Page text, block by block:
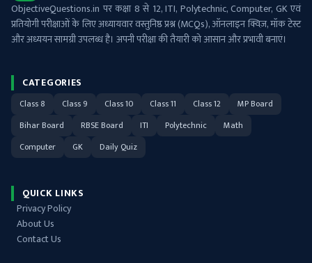
ObjectiveQuestions.in पर कक्षा 8 से 12, ITI, Polytechnic, Computer, GK एवं
प्रतियोगी परीक्षाओं के लिए अध्यायवार वस्तुनिष्ठ प्रश्न (MCQs), ऑनलाइन क्विज़, मॉक टेस्ट
और अध्ययन सामग्री उपलब्ध है। अपनी परीक्षा की तैयारी को आसान और प्रभावी बनाएं।
CATEGORIES
Class 8 Class 9 Class 10 Class 11 Class 12
MP Board
Bihar Board
RBSE Board ITI Polytechnic
Math
Computer
GK Daily Quiz
QUICK LINKS
Privacy Policy
About Us
Contact Us